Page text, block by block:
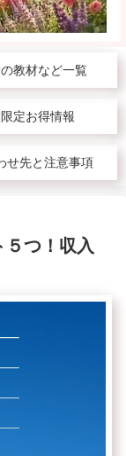
教材など一覧
定お得情報
せ先と注意事項
つ！収入